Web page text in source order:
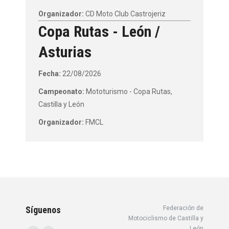
Organizador: CD Moto Club Castrojeriz
Copa Rutas - León /
Asturias
Fecha: 22/08/2026
Campeonato: Mototurismo - Copa Rutas,
Castilla y León
Organizador: FMCL
Síguenos
Federación de
Motociclismo de Castilla y